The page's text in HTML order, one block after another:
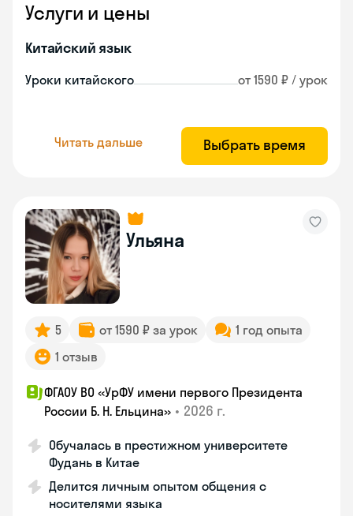
Услуги и цены
Китайский язык
Уроки китайского от 1590 ₽ / урок
Читать дальше Выбрать время
Ульяна
5 от 1590 ₽ за урок
1 год опыта
1 отзыв
ФГАОУ ВО «УрФУ имени первого Президента
России Б. Н. Ельцина» • 2026 г.
Обучалась в престижном университете
Фудань в Китае
Делится личным опытом общения с
носителями языка